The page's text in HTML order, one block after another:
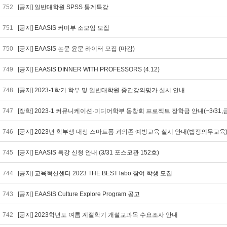
752 [공지] 일반대학원 SPSS 통계특강
751 [공지] EAASIS 커미부 소모임 모집
750 [공지] EAASIS 논문 윤문 라이터 모집 (마감)
749 [공지] EAASIS DINNER WITH PROFESSORS (4.12)
748 [공지] 2023-1학기 학부 및 일반대학원 중간강의평가 실시 안내
747 [장학] 2023-1 커뮤니케이션·미디어학부 동창회 프로젝트 장학금 안내(~3/31,
746 [공지] 2023년 학부생 대상 스마트폼 과의존 예방교육 실시 안내(법정의무교
745 [공지] EAASIS 특강 신청 안내 (3/31 포스코관 152호)
744 [공지] 교육혁신센터 2023 THE BEST labo 참여 학생 모집
743 [공지] EAASIS Culture Explore Program 공고
742 [공지] 2023학년도 여름 계절학기 개설교과목 수요조사 안내